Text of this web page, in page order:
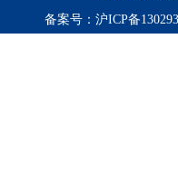
备案号： 沪ICP备